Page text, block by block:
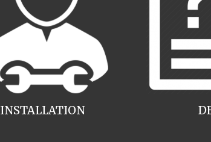
INSTALLATION